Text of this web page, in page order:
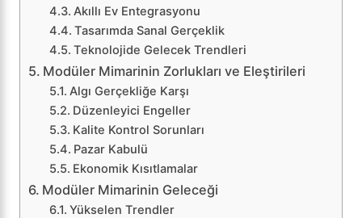
Akıllı Ev Entegrasyonu
Tasarımda Sanal Gerçeklik
Teknolojide Gelecek Trendleri
Modüler Mimarinin Zorlukları ve Eleştirileri
Algı Gerçekliğe Karşı
Düzenleyici Engeller
Kalite Kontrol Sorunları
Pazar Kabulü
Ekonomik Kısıtlamalar
Modüler Mimarinin Geleceği
Yükselen Trendler